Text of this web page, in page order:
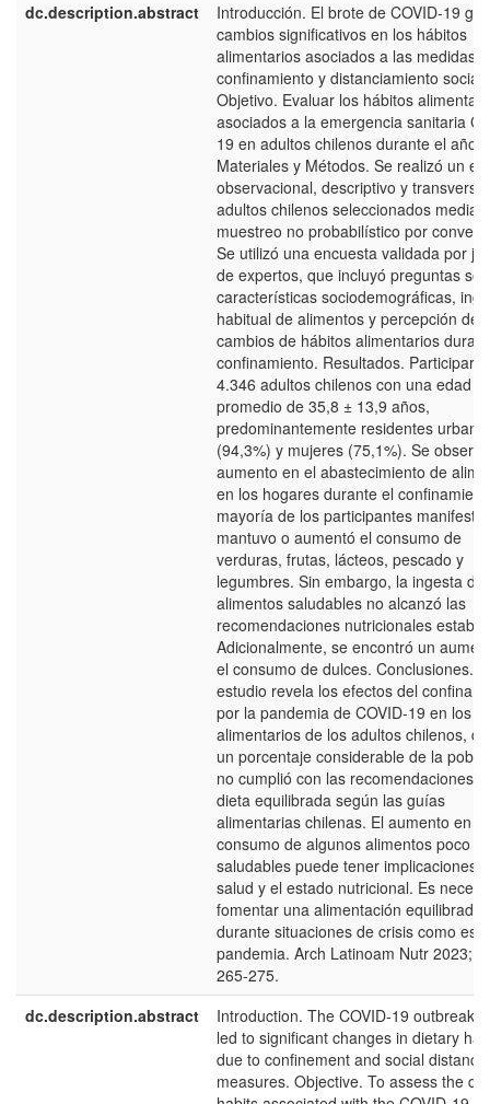
dc.description.abstract
Introducción. El brote de COVID-19
cambios significativos en los hábitos
alimentarios asociados a las medidas
confinamiento y distanciamiento social.
Objetivo. Evaluar los hábitos
asociados a la emergencia sanitaria
19 en adultos chilenos durante el año
Materiales y Métodos. Se realizó un
observacional, descriptivo y
adultos chilenos seleccionados
muestreo no probabilístico por
Se utilizó una encuesta validada por
de expertos, que incluyó preguntas
características sociodemográficas,
habitual de alimentos y percepción de
cambios de hábitos alimentarios
confinamiento. Resultados.
4.346 adultos chilenos con una edad
promedio de 35,8 ± 13,9 años,
predominantemente residentes
(94,3%) y mujeres (75,1%). Se
aumento en el abastecimiento de
en los hogares durante el
mayoría de los participantes manifestó
mantuvo o aumentó el consumo de
verduras, frutas, lácteos, pescado y
legumbres. Sin embargo, la ingesta de
alimentos saludables no alcanzó las
recomendaciones nutricionales
Adicionalmente, se encontró un
el consumo de dulces. Conclusiones.
estudio revela los efectos del
por la pandemia de COVID-19 en los
alimentarios de los adultos chilenos,
un porcentaje considerable de la
no cumplió con las recomendaciones
dieta equilibrada según las guías
alimentarias chilenas. El aumento en el
consumo de algunos alimentos poco
saludables puede tener implicaciones
salud y el estado nutricional. Es
fomentar una alimentación equilibrada
durante situaciones de crisis como esta
pandemia. Arch Latinoam Nutr 2023;
265-275.
dc.description.abstract
Introduction. The COVID-19 outbreak
led to significant changes in dietary
due to confinement and social
measures. Objective. To assess the